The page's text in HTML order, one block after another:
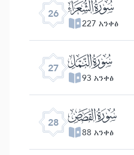
26 ﮦ
227 አንቀፅ
27 ﮧ
93 አንቀፅ
28 ﮨ
88 አንቀፅ